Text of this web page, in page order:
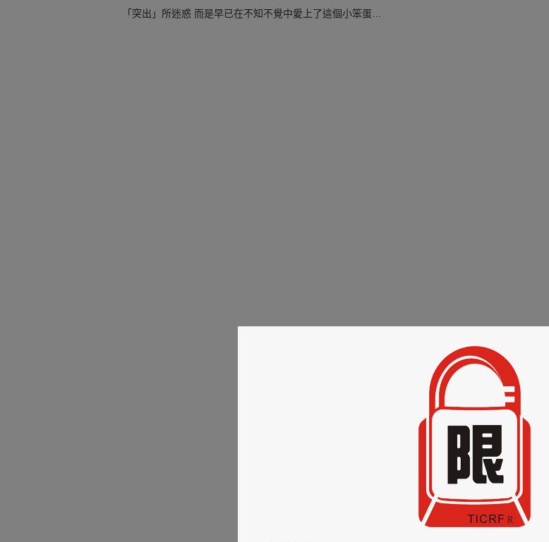
「突出」所迷惑 而是早已在不知不覺中愛上了這個小笨蛋…